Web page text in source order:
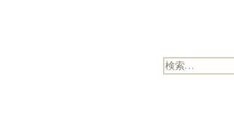
検
索: